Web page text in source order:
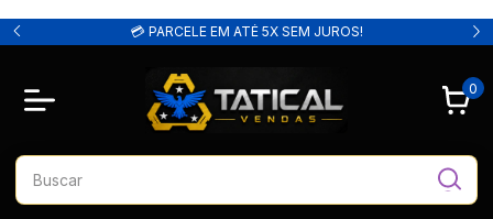
💳 PARCELE EM ATÉ 5X SEM JUROS!
0